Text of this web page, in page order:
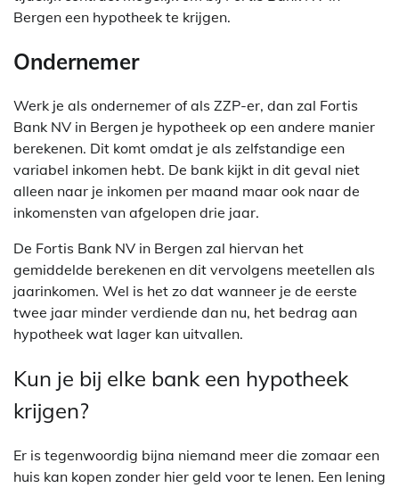
Bergen een hypotheek te krijgen.
Ondernemer
Werk je als ondernemer of als ZZP-er, dan zal Fortis
Bank NV in Bergen je hypotheek op een andere manier
berekenen. Dit komt omdat je als zelfstandige een
variabel inkomen hebt. De bank kijkt in dit geval niet
alleen naar je inkomen per maand maar ook naar de
inkomensten van afgelopen drie jaar.
De Fortis Bank NV in Bergen zal hiervan het
gemiddelde berekenen en dit vervolgens meetellen als
jaarinkomen. Wel is het zo dat wanneer je de eerste
twee jaar minder verdiende dan nu, het bedrag aan
hypotheek wat lager kan uitvallen.
Kun je bij elke bank een hypotheek
krijgen?
Er is tegenwoordig bijna niemand meer die zomaar een
huis kan kopen zonder hier geld voor te lenen. Een lening